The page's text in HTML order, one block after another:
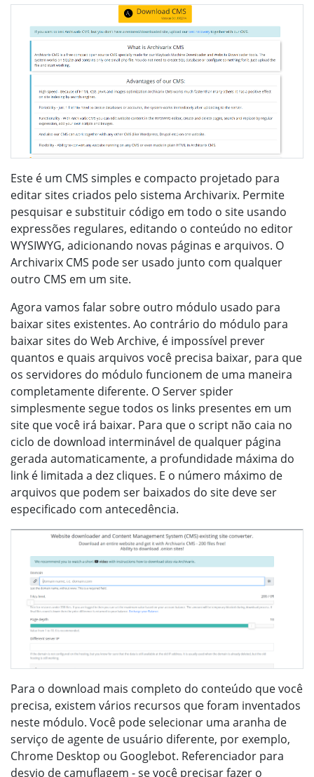
Este é um CMS simples e compacto projetado para
editar sites criados pelo sistema Archivarix. Permite
pesquisar e substituir código em todo o site usando
expressões regulares, editando o conteúdo no editor
WYSIWYG, adicionando novas páginas e arquivos. O
Archivarix CMS pode ser usado junto com qualquer
outro CMS em um site.
Agora vamos falar sobre outro módulo usado para
baixar sites existentes. Ao contrário do módulo para
baixar sites do Web Archive, é impossível prever
quantos e quais arquivos você precisa baixar, para que
os servidores do módulo funcionem de uma maneira
completamente diferente. O Server spider
simplesmente segue todos os links presentes em um
site que você irá baixar. Para que o script não caia no
ciclo de download interminável de qualquer página
gerada automaticamente, a profundidade máxima do
link é limitada a dez cliques. E o número máximo de
arquivos que podem ser baixados do site deve ser
especificado com antecedência.
Para o download mais completo do conteúdo que você
precisa, existem vários recursos que foram inventados
neste módulo. Você pode selecionar uma aranha de
serviço de agente de usuário diferente, por exemplo,
Chrome Desktop ou Googlebot. Referenciador para
desvio de camuflagem - se você precisar fazer o